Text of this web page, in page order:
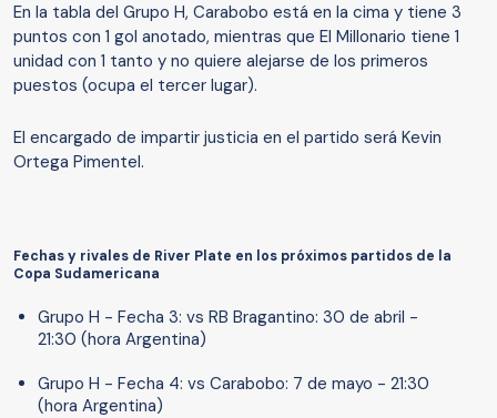
En la tabla del Grupo H, Carabobo está en la cima y tiene 3
puntos con 1 gol anotado, mientras que El Millonario tiene 1
unidad con 1 tanto y no quiere alejarse de los primeros
puestos (ocupa el tercer lugar).
El encargado de impartir justicia en el partido será Kevin
Ortega Pimentel.
Fechas y rivales de River Plate en los próximos partidos de la
Copa Sudamericana
Grupo H - Fecha 3: vs RB Bragantino: 30 de abril -
21:30 (hora Argentina)
Grupo H - Fecha 4: vs Carabobo: 7 de mayo - 21:30
(hora Argentina)